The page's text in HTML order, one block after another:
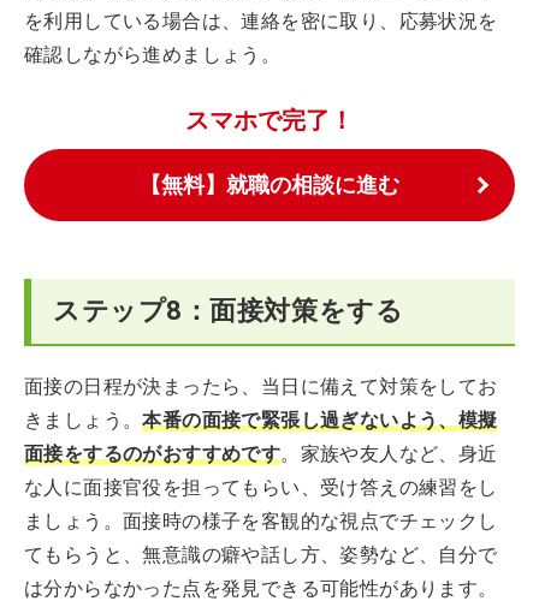
を利用している場合は、連絡を密に取り、応募状況を
確認しながら進めましょう。
スマホで完了！
【無料】就職の相談に進む
ステップ8：面接対策をする
面接の日程が決まったら、当日に備えて対策をしてお
きましょう。本番の面接で緊張し過ぎないよう、模擬
面接をするのがおすすめです。家族や友人など、身近
な人に面接官役を担ってもらい、受け答えの練習をし
ましょう。面接時の様子を客観的な視点でチェックし
てもらうと、無意識の癖や話し方、姿勢など、自分で
は分からなかった点を発見できる可能性があります。